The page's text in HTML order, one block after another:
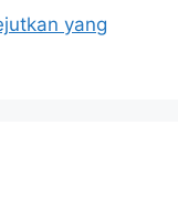
yang